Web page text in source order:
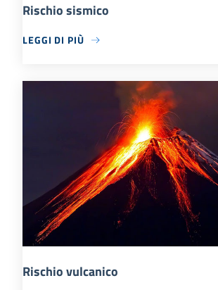
Rischio sismico
LEGGI DI PIÙ
Rischio vulcanico